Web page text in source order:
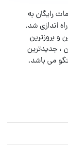
ارائه خدمات رایگان به
اندازی شد.
و بروزترین
، جدیدترین
می باشد.